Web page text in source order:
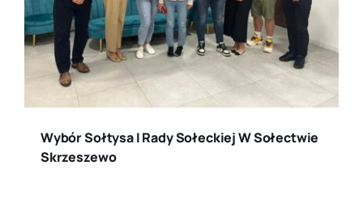
Wybór Sołtysa I Rady Sołeckiej W Sołectwie
Skrzeszewo